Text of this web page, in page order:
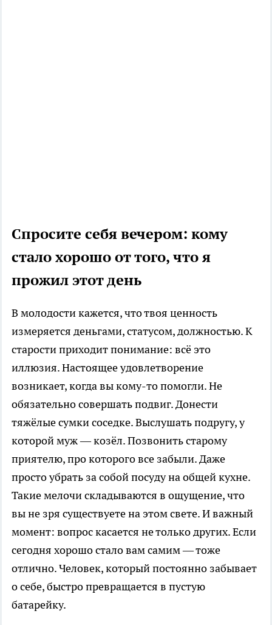
Спросите себя вечером: кому
стало хорошо от того, что я
прожил этот день
В молодости кажется, что твоя ценность
измеряется деньгами, статусом, должностью. К
старости приходит понимание: всё это
иллюзия. Настоящее удовлетворение
возникает, когда вы кому-то помогли. Не
обязательно совершать подвиг. Донести
тяжёлые сумки соседке. Выслушать подругу, у
которой муж — козёл. Позвонить старому
приятелю, про которого все забыли. Даже
просто убрать за собой посуду на общей кухне.
Такие мелочи складываются в ощущение, что
вы не зря существуете на этом свете. И важный
момент: вопрос касается не только других. Если
сегодня хорошо стало вам самим — тоже
отлично. Человек, который постоянно забывает
о себе, быстро превращается в пустую
батарейку.